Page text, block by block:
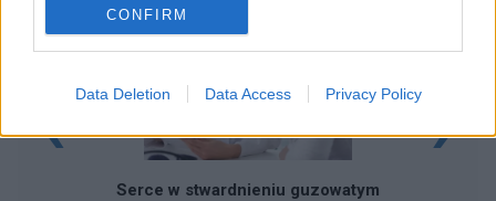
CONFIRM
Data Deletion Data Access Privacy Policy
Serce w stwardnieniu guzowatym
‹ ›